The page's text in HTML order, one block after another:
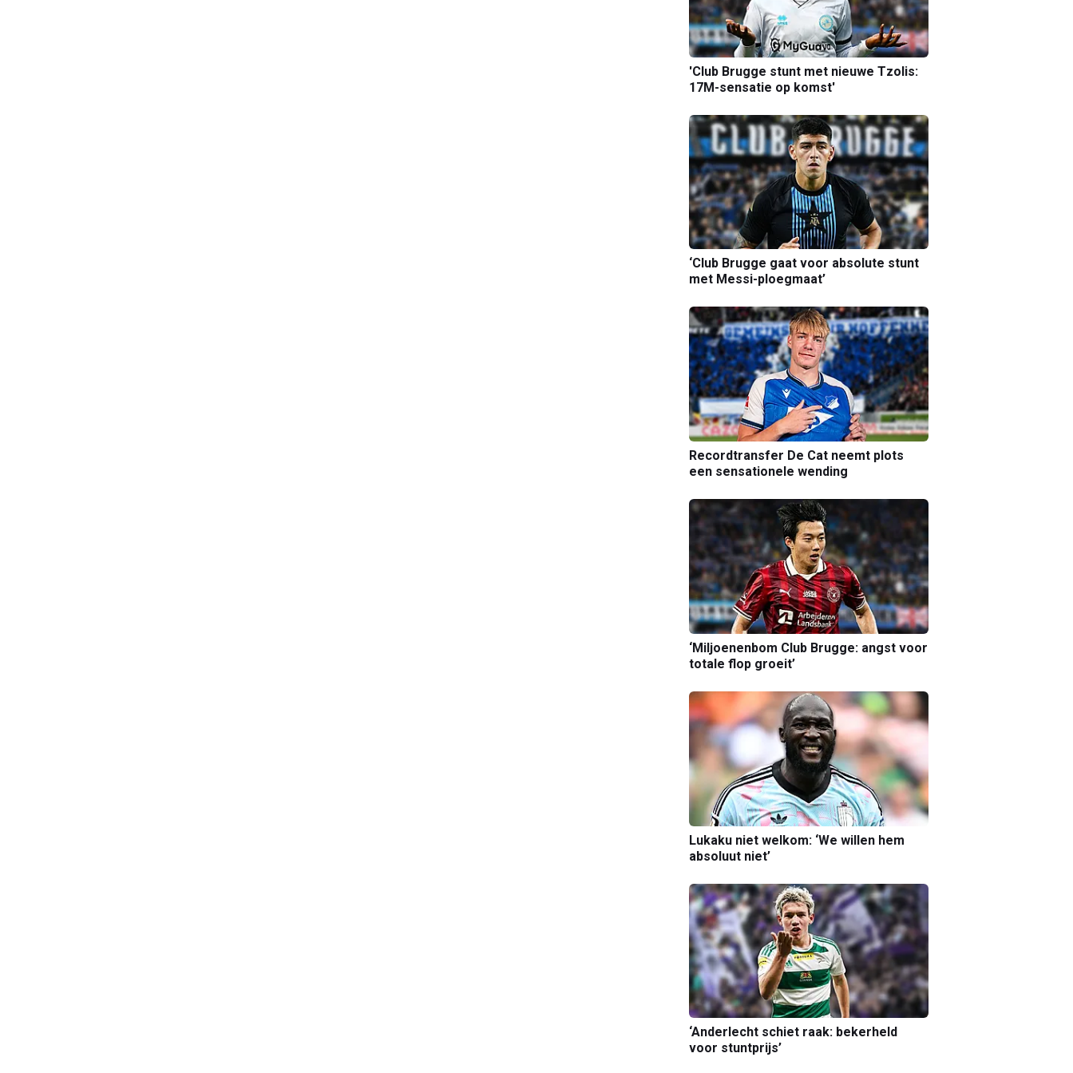
'Club Brugge stunt met nieuwe Tzolis:
17M-sensatie op komst'
‘Club Brugge gaat voor absolute stunt
met Messi-ploegmaat’
Recordtransfer De Cat neemt plots
een sensationele wending
‘Miljoenenbom Club Brugge: angst voor
totale flop groeit’
Lukaku niet welkom: ‘We willen hem
absoluut niet’
‘Anderlecht schiet raak: bekerheld
voor stuntprijs’